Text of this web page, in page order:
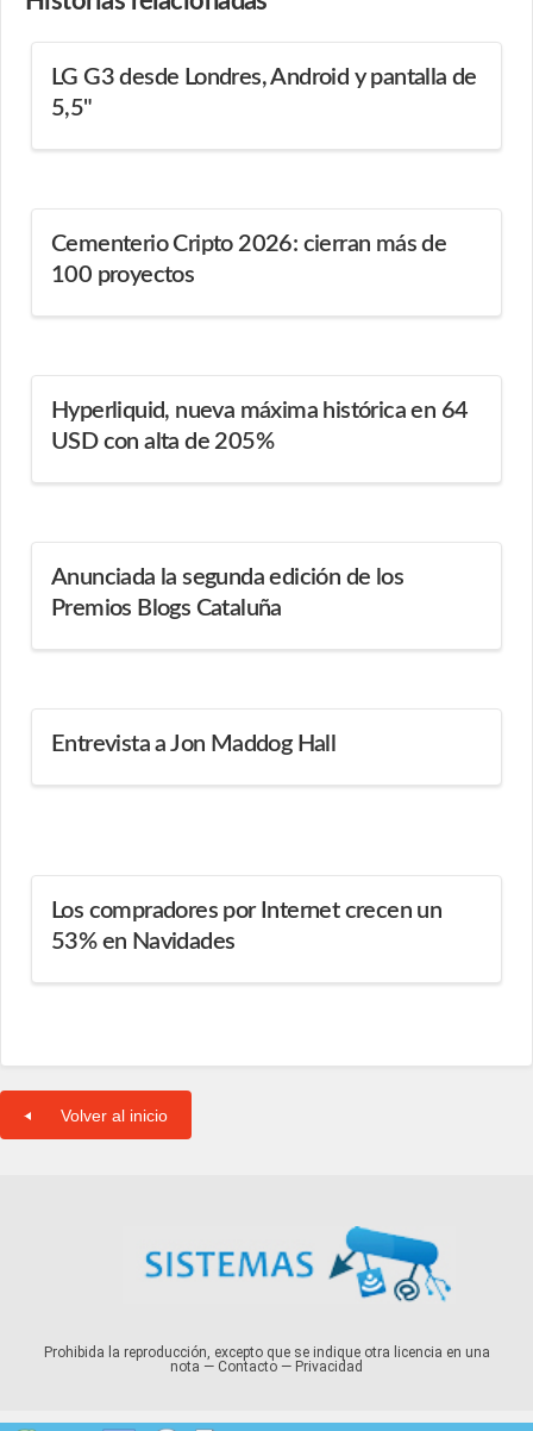
LG G3 desde Londres, Android y pantalla de
5,5"
Cementerio Cripto 2026: cierran más de
100 proyectos
Hyperliquid, nueva máxima histórica en 64
USD con alta de 205%
Anunciada la segunda edición de los
Premios Blogs Cataluña
Entrevista a Jon Maddog Hall
Los compradores por Internet crecen un
53% en Navidades
Volver al inicio
Prohibida la reproducción, excepto que se indique otra licencia en una
nota — Contacto — Privacidad